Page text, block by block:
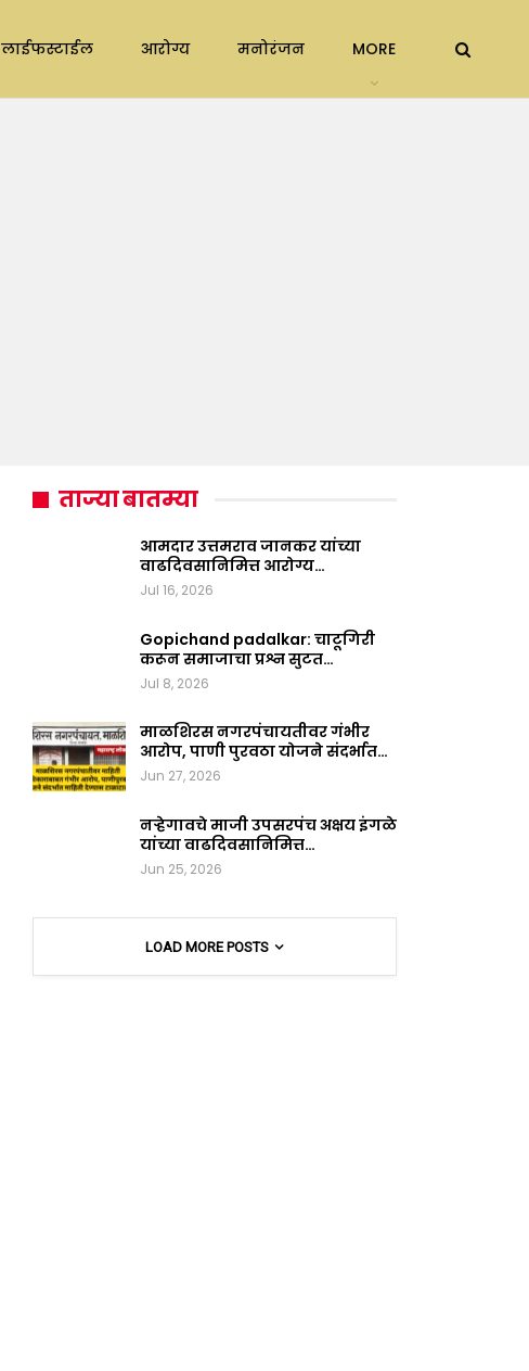
लाईफस्टाईल आरोग्य मनोरंजन MORE
ताज्या बातम्या
आमदार उत्तमराव जानकर यांच्या
वाढदिवसानिमित्त आरोग्य…
Jul 16, 2026
Gopichand padalkar: चाटूगिरी
करून समाजाचा प्रश्न सुटत…
Jul 8, 2026
माळशिरस नगरपंचायतीवर गंभीर
आरोप, पाणी पुरवठा योजने संदर्भात…
Jun 27, 2026
नऱ्हेगावचे माजी उपसरपंच अक्षय इंगळे
यांच्या वाढदिवसानिमित्त…
Jun 25, 2026
LOAD MORE POSTS